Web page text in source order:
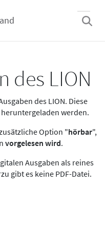
des LION
des LION. Diese
werden.
Option "hörbar",
vorgelesen wird.
Ausgaben als reines
gibt es keine PDF-Datei.